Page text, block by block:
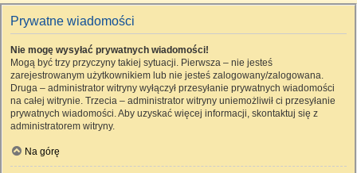
Prywatne wiadomości
Nie mogę wysyłać prywatnych wiadomości!
Mogą być trzy przyczyny takiej sytuacji. Pierwsza – nie jesteś
zarejestrowanym użytkownikiem lub nie jesteś zalogowany/zalogowana.
Druga – administrator witryny wyłączył przesyłanie prywatnych wiadomości
na całej witrynie. Trzecia – administrator witryny uniemożliwił ci przesyłanie
prywatnych wiadomości. Aby uzyskać więcej informacji, skontaktuj się z
administratorem witryny.
Na górę